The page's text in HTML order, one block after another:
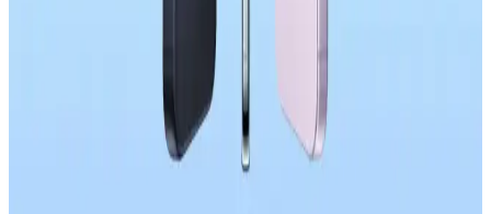
OnePlus 15T, 7.500mAh bataryası ve yazılım optimizasyonuyla
uzun pil ömrü sunuyor. Kompakt tasarımı ve güçlü bataryası
sayesinde kullanıcılar şarj süresini uzatabiliyor.
Apple'ın Çin Akıllı Telefon Pazarındaki Başarısı ve
Rekabet Dinamikleri Üzerine Analiz